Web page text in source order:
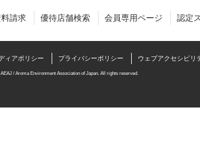
請求 優待店舗検索 会員専用ページ 認定
ィアポリシー プライバシーポリシー ウェブアクセシビリ
/ Aroma Environment Association of Japan. All rights reserved.